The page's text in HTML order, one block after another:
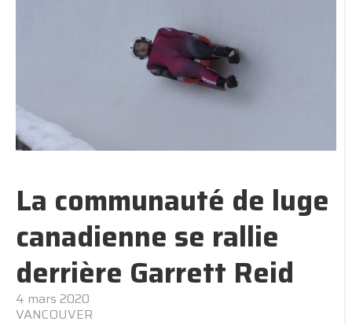
La communauté de luge
canadienne se rallie
derrière Garrett Reid
4 mars 2020
VANCOUVER